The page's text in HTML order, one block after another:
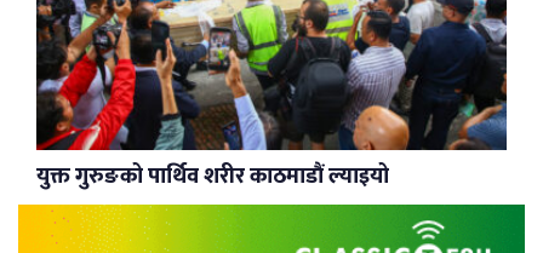
युक्त गुरुङको पार्थिव शरीर काठमाडौं ल्याइयो